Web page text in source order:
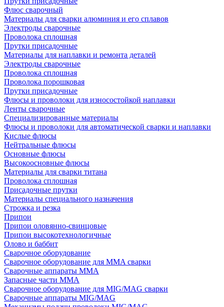
Флюс сварочный
Материалы для сварки алюминия и его сплавов
Электроды сварочные
Проволока сплошная
Прутки присадочные
Материалы для наплавки и ремонта деталей
Электроды сварочные
Проволока сплошная
Проволока порошковая
Прутки присадочные
Флюсы и проволоки для износостойкой наплавки
Ленты сварочные
Специализированные материалы
Флюсы и проволоки для автоматической сварки и наплавки
Кислые флюсы
Нейтральные флюсы
Основные флюсы
Высокоосновные флюсы
Материалы для сварки титана
Проволока сплошная
Присадочные прутки
Материалы специального назначения
Строжка и резка
Припои
Припои оловянно-свинцовые
Припои высокотехнологичные
Олово и баббит
Сварочное оборудование
Сварочное оборудование для MMA сварки
Сварочные аппараты MMA
Запасные части MMA
Сварочное оборудование для MIG/MAG сварки
Сварочные аппараты MIG/MAG